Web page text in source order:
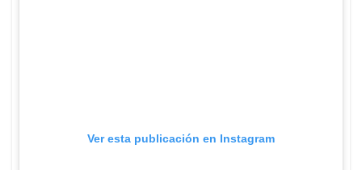
Ver esta publicación en Instagram